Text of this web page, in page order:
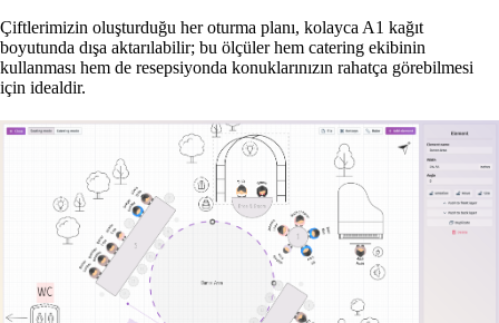
Çiftlerimizin oluşturduğu her oturma planı, kolayca A1 kağıt
boyutunda dışa aktarılabilir; bu ölçüler hem catering ekibinin
kullanması hem de resepsiyonda konuklarınızın rahatça görebilmesi
için idealdir.